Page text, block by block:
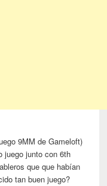
9MM de Gameloft)
juego junto con 6th
que que habían
tan buen juego?